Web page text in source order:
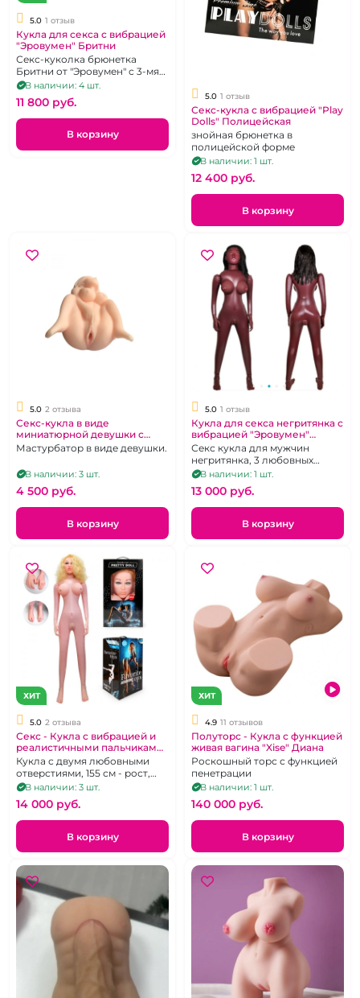
5.0 1 отзыв
Кукла для секса с вибрацией
"Эровумен" Бритни
Секс-куколка брюнетка
Бритни от "Эровумен" с 3-мя
рабочими отверстиями и
вибрацией.
В наличии: 4 шт.
11 800 pуб.
В корзину
5.0 1 отзыв
Секс-кукла с вибрацией "Play
Dolls" Полицейская
знойная брюнетка в
полицейской форме
В наличии: 1 шт.
12 400 pуб.
В корзину
5.0 2 отзыва
Секс-кукла в виде
миниатюрной девушки с
вибрацией
Мастурбатор в виде девушки.
В наличии: 3 шт.
4 500 pуб.
В корзину
5.0 1 отзыв
Кукла для секса негритянка с
вибрацией "Эровумен"
Лионелла
Секс кукла для мужчин
негритянка, 3 любовных
отверстия
В наличии: 1 шт.
13 000 pуб.
В корзину
ХИТ
5.0 2 отзыва
Секс - Кукла с вибрацией и
реалистичными пальчиками
"EroWoman" Анжелика
Кукла с двумя любовными
отверстиями, 155 см - рост,
объемные лицо, грудь,
ладони, стопы
В наличии: 3 шт.
14 000 pуб.
В корзину
ХИТ
4.9 11 отзывов
Полуторс - Кукла с функцией
живая вагина "Xise" Диана
Роскошный торс с функцией
пенетрации
В наличии: 1 шт.
140 000 pуб.
В корзину